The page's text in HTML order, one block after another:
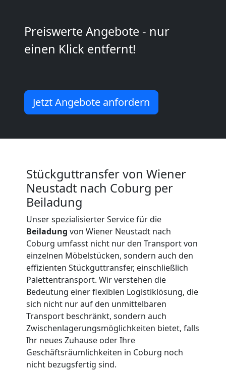
Preiswerte Angebote - nur
einen Klick entfernt!
Jetzt Angebote anfordern
Stückguttransfer von Wiener
Neustadt nach Coburg per
Beiladung
Unser spezialisierter Service für die
Beiladung von Wiener Neustadt nach
Coburg umfasst nicht nur den Transport von
einzelnen Möbelstücken, sondern auch den
effizienten Stückguttransfer, einschließlich
Palettentransport. Wir verstehen die
Bedeutung einer flexiblen Logistiklösung, die
sich nicht nur auf den unmittelbaren
Transport beschränkt, sondern auch
Zwischenlagerungsmöglichkeiten bietet, falls
Ihr neues Zuhause oder Ihre
Geschäftsräumlichkeiten in Coburg noch
nicht bezugsfertig sind.
Küchenumzug
Neustadt
Umzug
Lagerung
Wiener
Neustadt
Full-
Service-
Umzug
Wiener